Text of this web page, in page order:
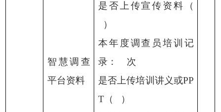
智慧调查
平台资料
是否上传宣传资料（
）
本年度调查员培训记
录：
次
是否上传培训讲义或PP
T（ ）